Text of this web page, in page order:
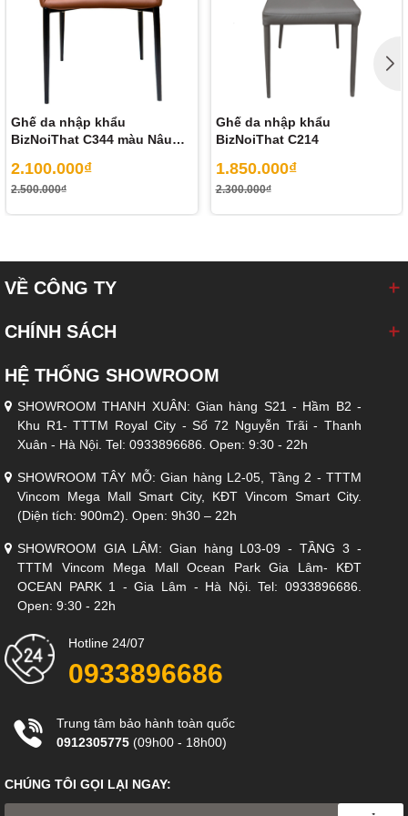
Phù hợp với nhiều phong cách nội thất
Là một trong những mẫu bàn ăn đơn giản nhưng không kém
phần tinh tế sẽ giúp phòng ăn của bạn không chỉ ấm cúng hơn
mà còn là điểm nhấn cho ngôi nhà đẹp và cá tính theo phong
điệu với nhiều phong cách nội thất khác nhau.
CÔNG TY TNHH BIZ NỘI THẤT
Website:
www.biznoithat.com
Hotline: 0933896686
HỆ THỐNG CỬA HÀNG:
Biz Mỹ Đình: Tầng 3 - TTTM The Garden - Đường Mễ Trì - Mỹ
Biz Hà Đông:
(267 Quang Trung, Hà Đông, Hà Nội). Tel: 02422026789
Ghế da nhập khẩu
BizNoiThat C344 màu Nâu
2.100.000₫
2.500.000₫
Ghế da nhập khẩu
BizNoiThat C214
1.850.000₫
2.300.000₫
VỀ CÔNG TY
CHÍNH SÁCH
HỆ THỐNG SHOWROOM
SHOWROOM THANH XUÂN: Gian hàng S21 - Hầm B2 -
Khu R1- TTTM Royal City - Số 72 Nguyễn Trãi - Thanh
Xuân - Hà Nội. Tel: 0933896686. Open: 9:30 - 22h
SHOWROOM TÂY MỖ: Gian hàng L2-05, Tầng 2 - TTTM
Vincom Mega Mall Smart City, KĐT Vincom Smart City.
(Diện tích: 900m2). Open: 9h30 – 22h
SHOWROOM GIA LÂM: Gian hàng L03-09 - TẦNG 3 -
TTTM Vincom Mega Mall Ocean Park Gia Lâm- KĐT
OCEAN PARK 1 - Gia Lâm - Hà Nội. Tel: 0933896686.
Open: 9:30 - 22h
Hotline 24/07
0933896686
Trung tâm bảo hành toàn quốc
0912305775 (09h00 - 18h00)
CHÚNG TÔI GỌI LẠI NGAY: